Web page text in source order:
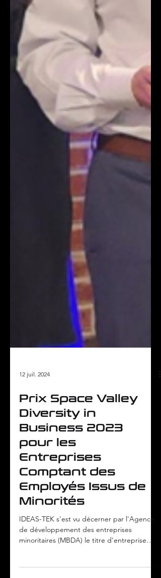
12 juil. 2024
Prix Space Valley
Diversity in
pour les
Entreprises
Employés Issus de